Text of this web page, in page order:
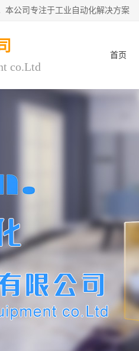
本公司专注于工业自动化解决方案
co.Ltd
首页